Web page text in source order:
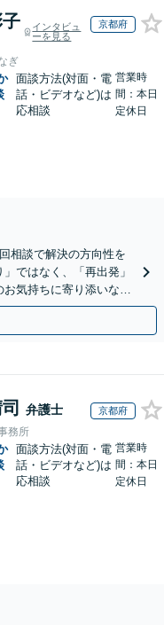
インタビュ
ーを見る
京都府
ぎ
面談方法(対面・電
話・ビデオなど)は
応相談
営業時
間：本日
定休日
相談で解決の方向性を
ではなく、「再出発」
気持ちに寄り添いなが
ス利用可】
弁護士 京都府
務所
面談方法(対面・電
話・ビデオなど)は
応相談
営業時
間：本日
定休日